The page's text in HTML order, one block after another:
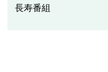
長寿番組